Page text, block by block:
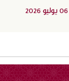
06 يوليو 2026